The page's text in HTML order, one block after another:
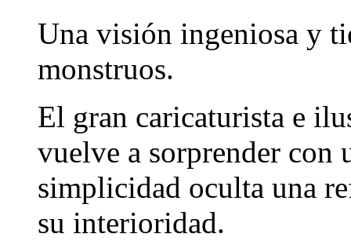
Una visión ingeniosa y
monstruos.
El gran caricaturista e
vuelve a sorprender con
simplicidad oculta una
su interioridad.